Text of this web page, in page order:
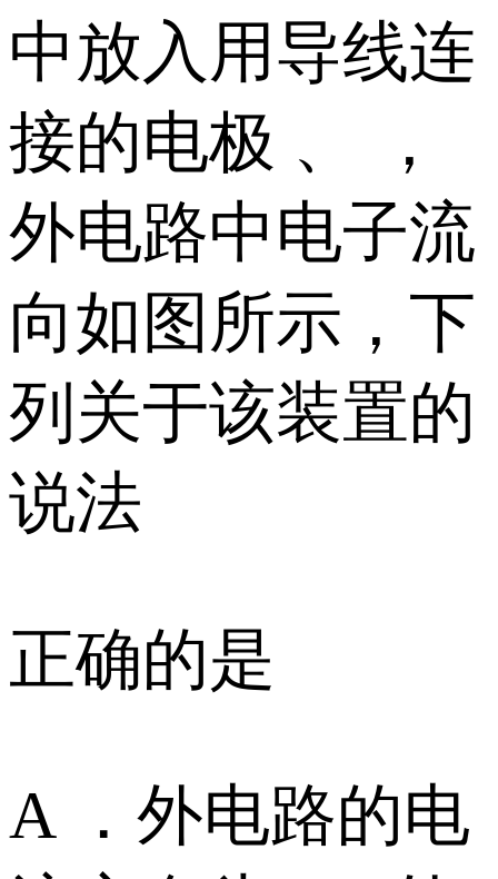
中放入用导线连
接的电极 、 ，
外电路中电子流
向如图所示，下
列关于该装置的
说法
正确的是
A ．外电路的电